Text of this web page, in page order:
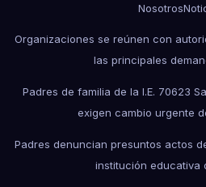
Nosotros
Organizaciones se reúnen con
las principales
Padres de familia de la I.E. 70623
exigen cambio urgente
Padres denuncian presuntos actos
institución educativa